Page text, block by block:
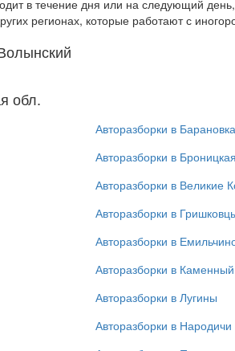
в течение дня или на следующий
регионах, которые работают с
обл.
Авторазборки в Барановка
Авторазборки в
Авторазборки в Великие
Авторазборки в
Авторазборки в
Авторазборки в
Авторазборки в Лугины
Авторазборки в Народичи